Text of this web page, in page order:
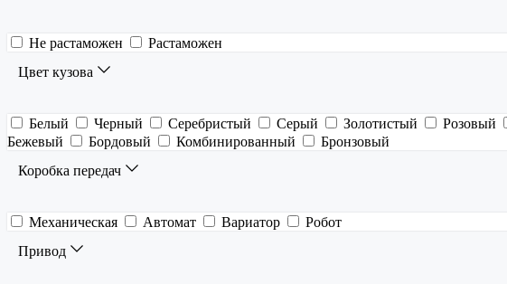
Не растаможен
Растаможен
Цвет кузова
Белый Черный Серебристый Серый Золотистый Розовый
Бежевый
Бордовый Комбинированный
Бронзовый
Коробка передач
Механическая Автомат Вариатор
Робот
Привод